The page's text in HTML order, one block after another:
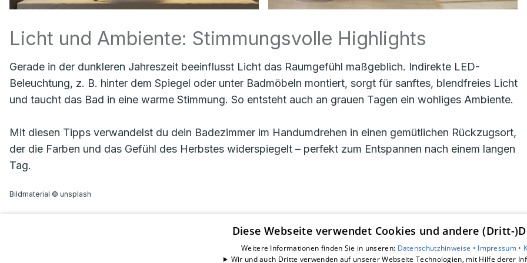
Licht und Ambiente: Stimmungsvolle Highlights
Gerade in der dunkleren Jahreszeit beeinflusst Licht das Raumgefühl maßgeblich. Indirekte LED-
Beleuchtung, z. B. hinter dem Spiegel oder unter Badmöbeln montiert, sorgt für sanftes, blendfreies Licht
und taucht das Bad in eine warme Stimmung. So entsteht auch an grauen Tagen ein wohliges Ambiente.
Mit diesen Tipps verwandelst du dein Badezimmer im Handumdrehen in einen gemütlichen Rückzugsort,
der die Farben und das Gefühl des Herbstes widerspiegelt – perfekt zum Entspannen nach einem langen
Tag.
Bildmaterial © unsplash
Unsere Bereiche
Leistungen
Diese Webseite verwendet Cookies und andere (Dritt-
Weitere Informationen finden Sie in unseren: Datenschutzhinweise • Impressum •
Wir und auch Dritte verwenden auf unserer Webseite Technologien, mit Hilfe derer